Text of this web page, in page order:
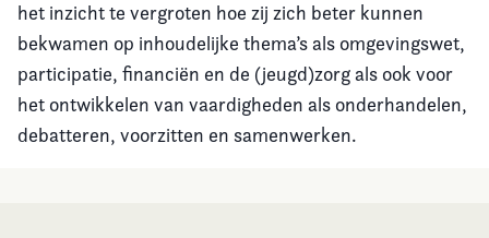
het inzicht te vergroten hoe zij zich beter kunnen
bekwamen op inhoudelijke thema’s als omgevingswet,
participatie, financiën en de (jeugd)zorg als ook voor
het ontwikkelen van vaardigheden als onderhandelen,
debatteren, voorzitten en samenwerken.